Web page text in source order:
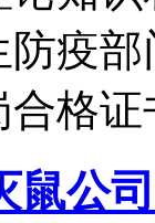
疫
合格证
鼠公司